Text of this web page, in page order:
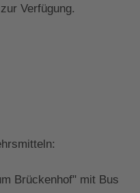
Verfügung.
Brückenhof" mit Bus